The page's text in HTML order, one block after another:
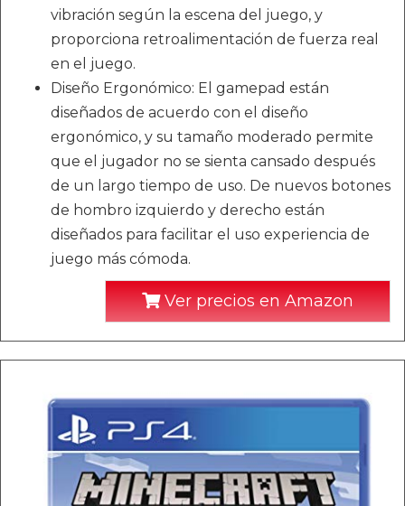
vibración según la escena del juego, y
proporciona retroalimentación de fuerza real
en el juego.
Diseño Ergonómico: El gamepad están
diseñados de acuerdo con el diseño
ergonómico, y su tamaño moderado permite
que el jugador no se sienta cansado después
de un largo tiempo de uso. De nuevos botones
de hombro izquierdo y derecho están
diseñados para facilitar el uso experiencia de
juego más cómoda.
Ver precios en Amazon